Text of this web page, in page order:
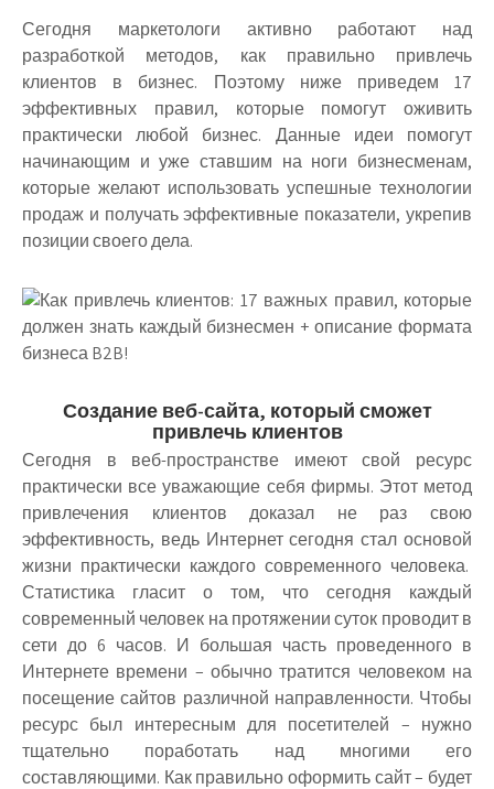
Сегодня маркетологи активно работают над
разработкой методов, как правильно привлечь
клиентов в бизнес. Поэтому ниже приведем 17
эффективных правил, которые помогут оживить
практически любой бизнес. Данные идеи помогут
начинающим и уже ставшим на ноги бизнесменам,
которые желают использовать успешные технологии
продаж и получать эффективные показатели, укрепив
позиции своего дела.
Создание веб-сайта, который сможет
привлечь клиентов
Сегодня в веб-пространстве имеют свой ресурс
практически все уважающие себя фирмы. Этот метод
привлечения клиентов доказал не раз свою
эффективность, ведь Интернет сегодня стал основой
жизни практически каждого современного человека.
Статистика гласит о том, что сегодня каждый
современный человек на протяжении суток проводит в
сети до 6 часов. И большая часть проведенного в
Интернете времени – обычно тратится человеком на
посещение сайтов различной направленности. Чтобы
ресурс был интересным для посетителей – нужно
тщательно поработать над многими его
составляющими. Как правильно оформить сайт – будет